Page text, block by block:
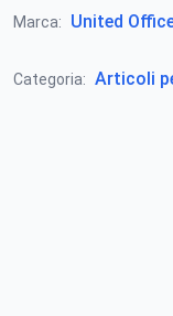
Marca: United
Categoria: Articoli